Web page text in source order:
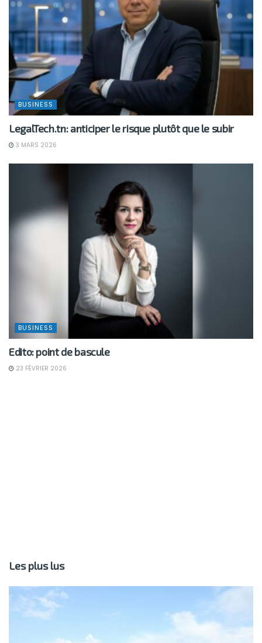
BUSINESS
LegalTech.tn: anticiper le risque plutôt que le subir
3 MARS 2026
BUSINESS
Edito: point de bascule
23 FÉVRIER 2026
Les plus lus